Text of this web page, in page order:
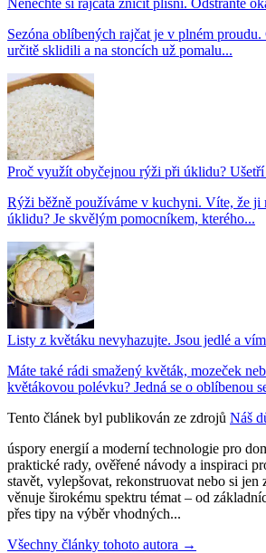
Sezóna oblíbených rajčat je v plném
určitě sklidili a na stoncích už pomalu...
Proč využít obyčejnou rýži při úklidu? Ušetří
Rýži běžně používáme v kuchyni. Víte, že ji
úklidu? Je skvělým pomocníkem, kterého...
Listy z květáku nevyhazujte. Jsou jedlé a
Máte také rádi smažený květák, mozeček
květákovou polévku? Jedná se o oblíbenou
Tento článek byl publikován ze zdrojů Náš
úspory energií a moderní technologie pro
praktické rady, ověřené návody a inspiraci
stavět, vylepšovat, rekonstruovat nebo si jen
věnuje širokému spektru témat – od
přes tipy na výběr vhodných...
Všechny články tohoto autora →